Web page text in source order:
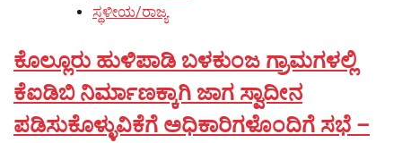
ಸ್ಥಳೀಯ/ರಾಜ್ಯ
ಕೊಲ್ಲೂರು ಹುಳಿಪಾಡಿ ಬಳಕುಂಜ ಗ್ರಾಮಗಳಲ್ಲಿ
ಕೆಐಡಿಬಿ ನಿರ್ಮಾಣಕ್ಕಾಗಿ ಜಾಗ ಸ್ವಾದೀನ
ಪಡಿಸುಕೊಳ್ಳುವಿಕೆಗೆ ಅಧಿಕಾರಿಗಳೊಂದಿಗೆ ಸಭೆ –